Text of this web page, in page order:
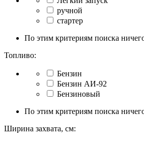
ручной
стартер
По этим критериям поиска
Топливо:
Бензин
Бензин АИ-92
Бензиновый
По этим критериям поиска
Ширина захвата, см: